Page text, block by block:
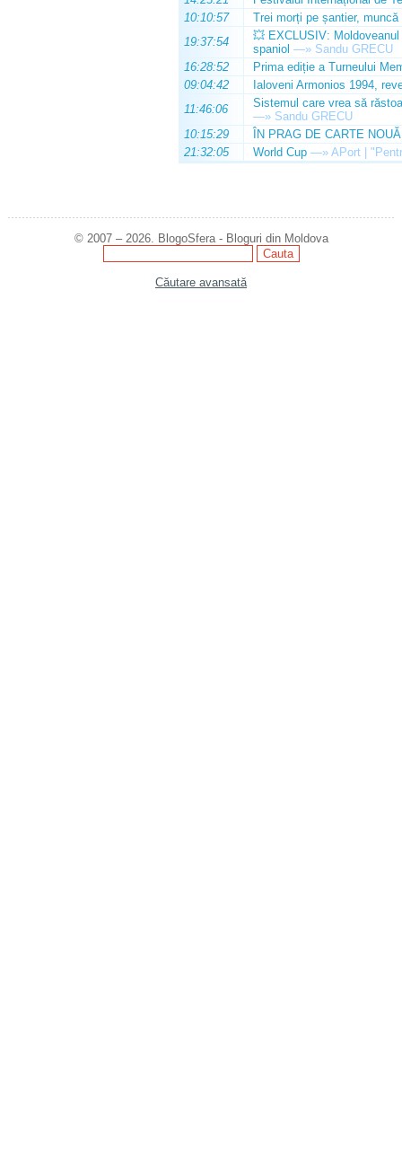
10:10:57
Trei morți pe șantier, muncă
19:37:54
💥 EXCLUSIV:
spaniol —» Sandu GRECU
16:28:52
Prima ediție a Turneului
09:04:42
Ialoveni Armonios 1994,
11:46:06
Sistemul care vrea să
—» Sandu GRECU
10:15:29
ÎN PRAG DE CARTE NOUĂ
21:32:05
World Cup —» APort |
© 2007 – 2026. BlogoSfera - Bloguri din Moldova
Căutare avansată